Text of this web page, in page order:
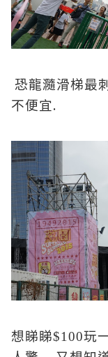
恐龍瀡滑梯最
不便宜.
想睇睇$100玩